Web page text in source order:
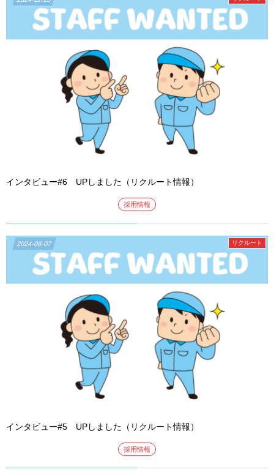
インタビュー#6 UPしました（リクルート情報）
採用情報
2024-08-07 リクルート
インタビュー#5 UPしました（リクルート情報）
採用情報